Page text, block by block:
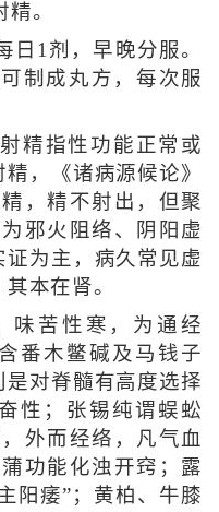
。
1剂，早晚分服。
制成丸方，每次服
精指性功能正常或
，《诸病源候论》
，精不射出，但聚
邪火阻络、阴阳虚
为主，病久常见虚
本在肾。
苦性寒，为通经
番木鳖碱及马钱子
对脊髓有高度选择
性；张锡纯谓蜈蚣
外而经络，凡气血
功能化浊开窍；露
阳痿”；黄柏、牛膝